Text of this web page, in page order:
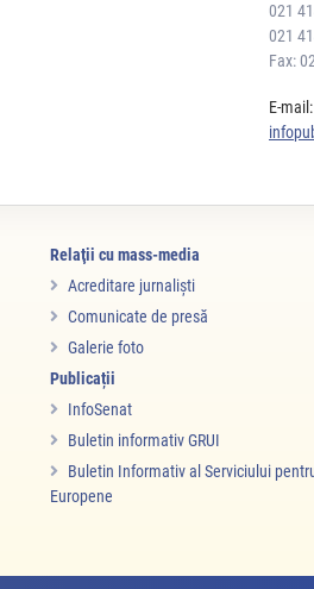
021
021
Fax:
E-mail:
Relaţii cu mass-media
Acreditare jurnalişti
Comunicate de presă
Galerie foto
Publicații
InfoSenat
Buletin informativ GRUI
Buletin Informativ al Serviciului
Europene